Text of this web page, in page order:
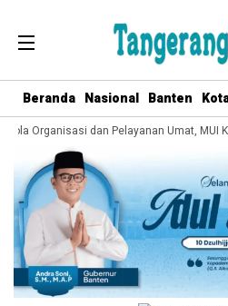
Beranda Nasional Banten
Organisasi dan Pelayanan Umat, MUI